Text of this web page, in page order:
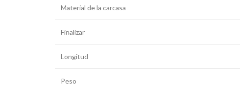
Material de la carcasa
Finalizar
Longitud
Peso